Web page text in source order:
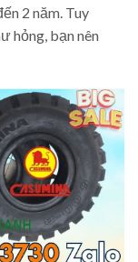
2 năm. Tuy
hỏng, bạn nên